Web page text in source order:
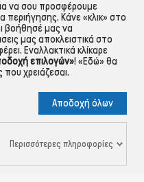

να σου προσφέρουμε
περιήγησης. Κάνε «κλικ» στο
βοήθησέ μας να
μας αποκλειστικά στο
Εναλλακτικά κλίκαρε
επιλογών»! «Εδώ» θα
που χρειάζεσαι.
Αποδοχή όλων
Περισσότερες πληροφορίες